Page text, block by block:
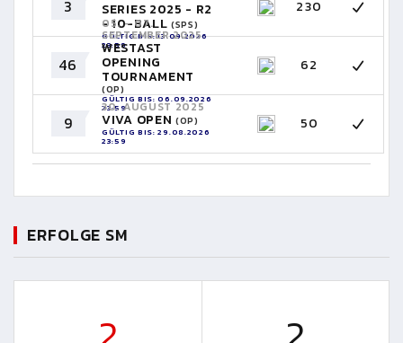
3 SERIES 2025 - R2
- 10-BALL (SPS)
GÜLTIG BIS: 13.09.2026
23:59
230
46
05. - 07.
SEPTEMBER 2025
WESTAST
OPENING
TOURNAMENT
(OP)
GÜLTIG BIS: 06.09.2026
23:59
62
9
30. AUGUST 2025
VIVA OPEN (OP)
GÜLTIG BIS: 29.08.2026
23:59
50
ERFOLGE SM